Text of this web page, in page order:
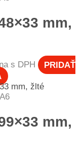
mm,
s DPH
PRIDAŤ
mm,